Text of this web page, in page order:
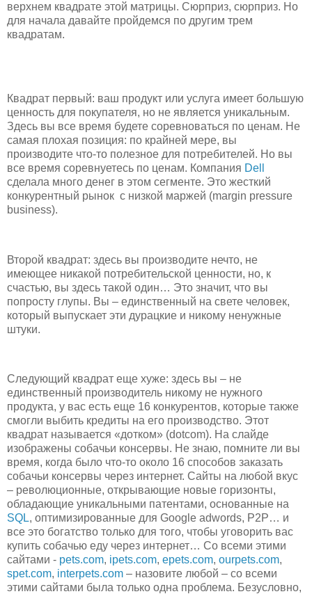
верхнем квадрате этой матрицы. Сюрприз, сюрприз. Но
для начала давайте пройдемся по другим трем
квадратам.
Квадрат первый: ваш продукт или услуга имеет большую
ценность для покупателя, но не является уникальным.
Здесь вы все время будете соревноваться по ценам. Не
самая плохая позиция: по крайней мере, вы
производите что-то полезное для потребителей. Но вы
все время соревнуетесь по ценам. Компания Dell
сделала много денег в этом сегменте. Это жесткий
конкурентный рынок с низкой маржей (margin pressure
business).
Второй квадрат: здесь вы производите нечто, не
имеющее никакой потребительской ценности, но, к
счастью, вы здесь такой один… Это значит, что вы
попросту глупы. Вы – единственный на свете человек,
который выпускает эти дурацкие и никому ненужные
штуки.
Следующий квадрат еще хуже: здесь вы – не
единственный производитель никому не нужного
продукта, у вас есть еще 16 конкурентов, которые также
смогли выбить кредиты на его производство. Этот
квадрат называется «дотком» (dotcom). На слайде
изображены собачьи консервы. Не знаю, помните ли вы
время, когда было что-то около 16 способов заказать
собачьи консервы через интернет. Сайты на любой вкус
– революционные, открывающие новые горизонты,
обладающие уникальными патентами, основанные на
SQL, оптимизированные для Google adwords, P2P… и
все это богатство только для того, чтобы уговорить вас
купить собачью еду через интернет… Со всеми этими
сайтами - pets.com, ipets.com, epets.com, ourpets.com,
spet.com, interpets.com – назовите любой – со всеми
этими сайтами была только одна проблема. Безусловно,